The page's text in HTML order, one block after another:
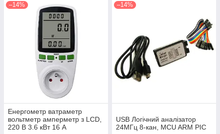
–14%
Енергометр ватраметр
вольтметр амперметр з LCD,
220 В 3.6 кВт 16 А
–14%
USB Логічний аналізатор
24МГц 8-кан, MCU ARM PIC